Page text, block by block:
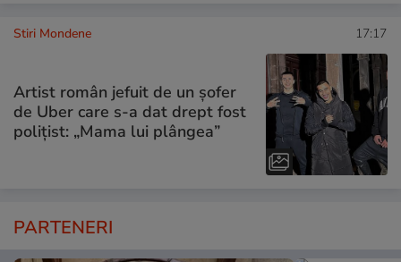
Stiri Mondene 17:17
Artist român jefuit de un șofer
de Uber care s-a dat drept fost
polițist: „Mama lui plângea”
PARTENERI